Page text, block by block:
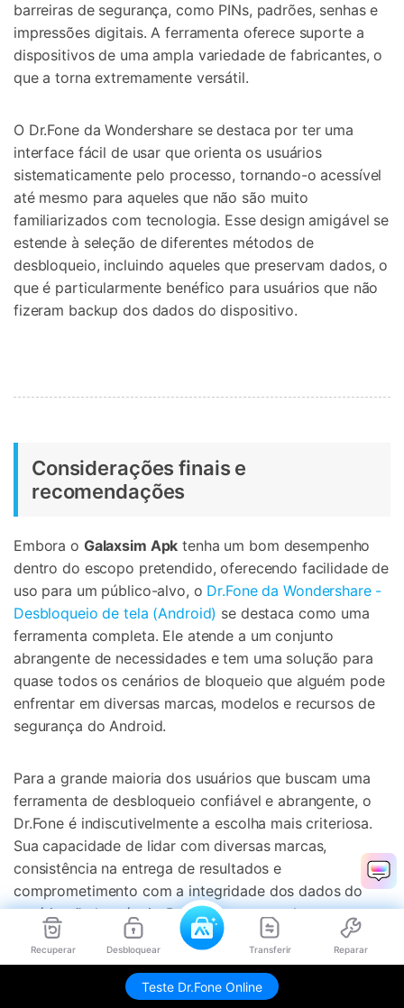
Recuperar Desbloquear Transferir Reparar
Teste Dr.Fone Online
barreiras de segurança, como PINs, padrões, senhas e
impressões digitais. A ferramenta oferece suporte a
dispositivos de uma ampla variedade de fabricantes, o
que a torna extremamente versátil.
O Dr.Fone da Wondershare se destaca por ter uma
interface fácil de usar que orienta os usuários
sistematicamente pelo processo, tornando-o acessível
até mesmo para aqueles que não são muito
familiarizados com tecnologia. Esse design amigável se
estende à seleção de diferentes métodos de
desbloqueio, incluindo aqueles que preservam dados, o
que é particularmente benéfico para usuários que não
fizeram backup dos dados do dispositivo.
Considerações finais e
recomendações
Embora o Galaxsim Apk tenha um bom desempenho
dentro do escopo pretendido, oferecendo facilidade de
uso para um público-alvo, o Dr.Fone da Wondershare -
Desbloqueio de tela (Android) se destaca como uma
ferramenta completa. Ele atende a um conjunto
abrangente de necessidades e tem uma solução para
quase todos os cenários de bloqueio que alguém pode
enfrentar em diversas marcas, modelos e recursos de
segurança do Android.
Para a grande maioria dos usuários que buscam uma
ferramenta de desbloqueio confiável e abrangente, o
Dr.Fone é indiscutivelmente a escolha mais criteriosa.
Sua capacidade de lidar com diversas marcas,
consistência na entrega de resultados e
comprometimento com a integridade dos dados do
usuário são louváveis. Portanto, para qualquer pessoa
em busca de uma ferramenta de desbloqueio confiável
que ultrapasse os limites de marca e tipo, o Dr.Fone da
Wondershare-Screen Unlock (Android) é fortemente
recomendado em vez de seus concorrentes mais